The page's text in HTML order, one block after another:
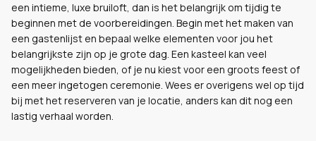
een intieme, luxe bruiloft, dan is het belangrijk om tijdig te
beginnen met de voorbereidingen. Begin met het maken van
een gastenlijst en bepaal welke elementen voor jou het
belangrijkste zijn op je grote dag. Een kasteel kan veel
mogelijkheden bieden, of je nu kiest voor een groots feest of
een meer ingetogen ceremonie. Wees er overigens wel op tijd
bij met het reserveren van je locatie, anders kan dit nog een
lastig verhaal worden.